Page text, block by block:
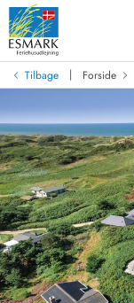
Tilbage | Forside